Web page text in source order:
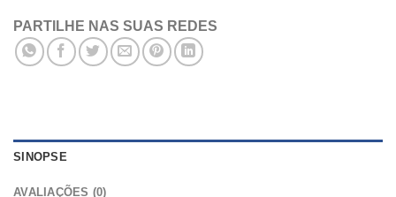
PARTILHE NAS SUAS REDES
SINOPSE
AVALIAÇÕES (0)